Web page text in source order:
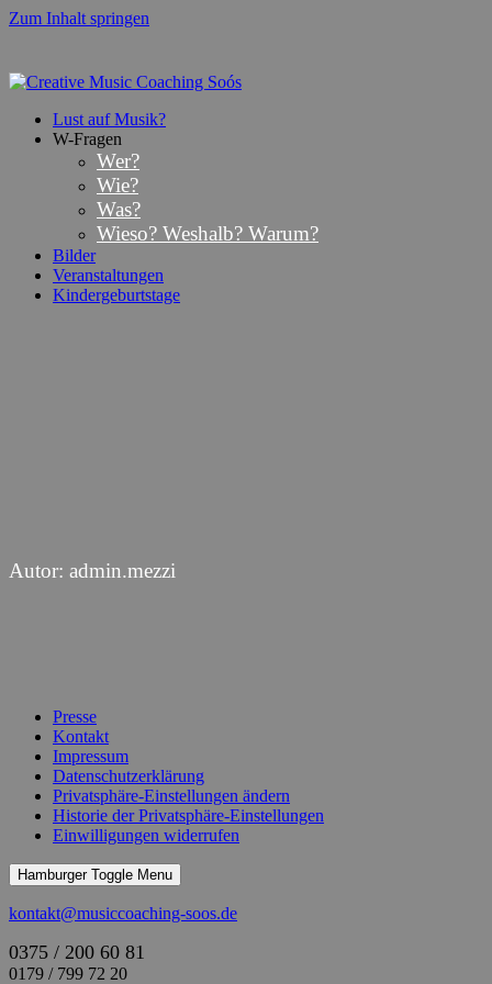
Zum Inhalt springen
Lust auf Musik?
W-Fragen
Wer?
Wie?
Was?
Wieso? Weshalb? Warum?
Bilder
Veranstaltungen
Kindergeburtstage
Autor: admin.mezzi
Presse
Kontakt
Impressum
Datenschutzerklärung
Privatsphäre-Einstellungen ändern
Historie der Privatsphäre-Einstellungen
Einwilligungen widerrufen
Hamburger Toggle Menu
kontakt@musiccoaching-soos.de
0375 / 200 60 81
0179 / 799 72 20